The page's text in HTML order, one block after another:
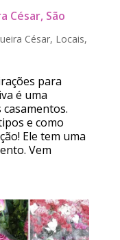
César, São
César, Locais,
para
é uma
e como
Ele tem uma
Vem